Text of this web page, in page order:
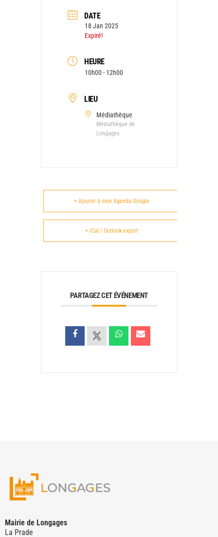
DATE
18 Jan 2025
Expiré!
HEURE
10h00 - 12h00
LIEU
Médiathèque
Médiathèque de
Longages
+ Ajouter à mon Agenda Google
+ iCal / Outlook export
PARTAGEZ CET ÉVÉNEMENT
Mairie de Longages
La Prade